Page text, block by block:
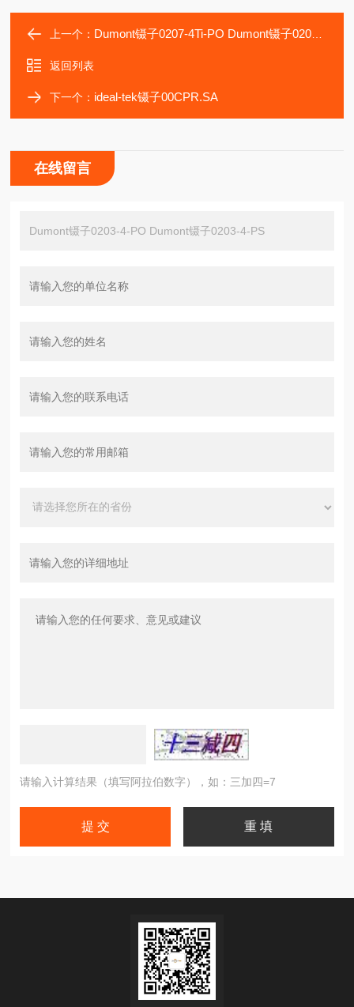
上一个： Dumont镊子0207-4Ti-PO Dumont镊子0207-4Ti-PS
返回列表
下一个： ideal-tek镊子00CPR.SA
在线留言
请输入计算结果（填写阿拉伯数字），如：三加四=7